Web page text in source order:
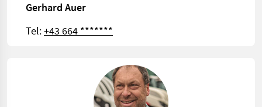
Gerhard Auer
Tel:+43 664 *******